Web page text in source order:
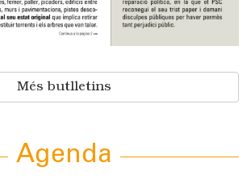
Més butlletins
Agenda